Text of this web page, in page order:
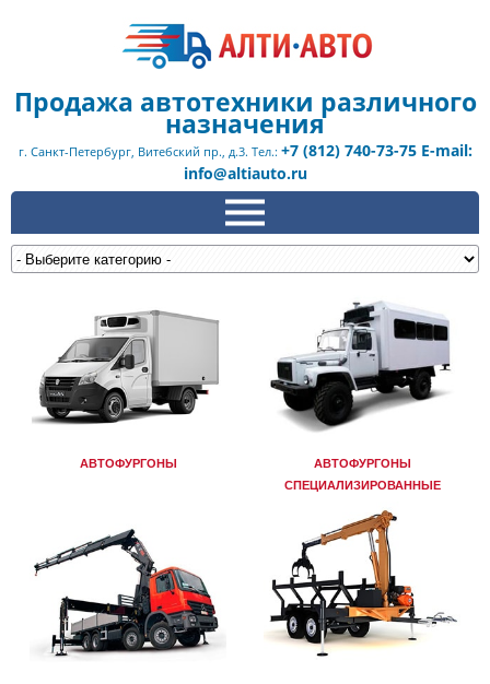
Продажа автотехники различного
назначения
г. Санкт-Петербург, Витебский пр., д.3. Тел.: +7 (812) 740-73-75 E-mail:
info@altiauto.ru
АВТОФУРГОНЫ
АВТОФУРГОНЫ
СПЕЦИАЛИЗИРОВАННЫЕ